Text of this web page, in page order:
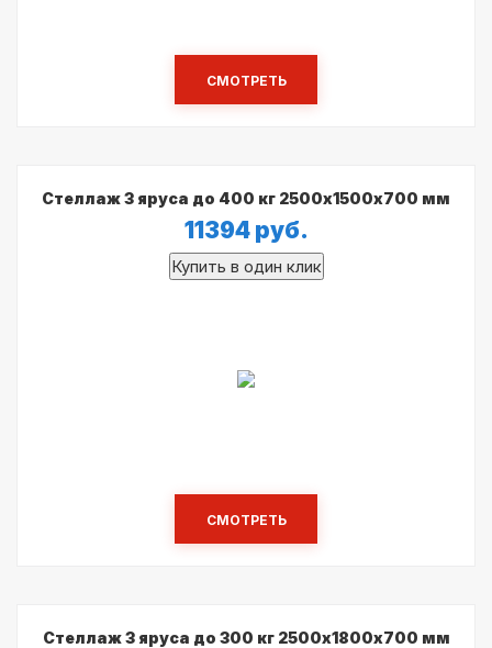
СМОТРЕТЬ
Стеллаж 3 яруса до 400 кг 2500х1500х700 мм
11394руб.
СМОТРЕТЬ
Стеллаж 3 яруса до 300 кг 2500х1800х700 мм